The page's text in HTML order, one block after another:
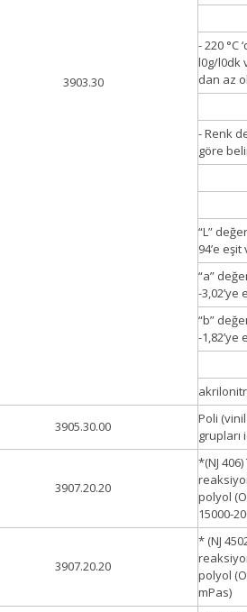
3903.30
- 220 °C
l0g/l0dk
dan az
- Renk
göre
“L”
94’e
“a”
-3,02’ye
“b”
-1,82’ye
3905.30.00
Poli
grupları
3907.20.20
*(NJ
polyol
15000-
3907.20.20
* (NJ
polyol
mPas)